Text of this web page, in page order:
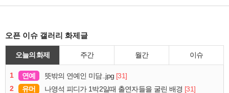
오픈 이슈 갤러리 화제글
오늘의 화제 주간 월간 이슈
1 연예 뜻밖의 연예인 미담..jpg [31]
2
유머 나영석 피디가 1박2일때 출연자들을 굴린 배경 [31]